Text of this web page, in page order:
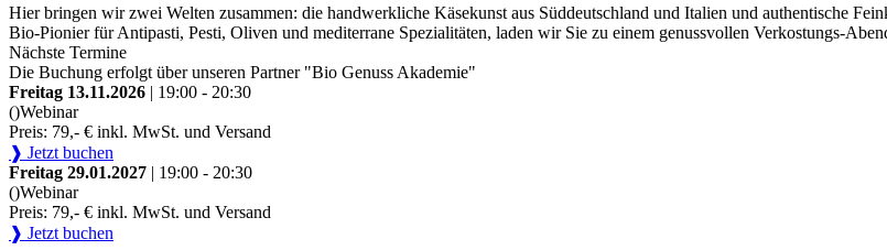
Hier bringen wir zwei Welten zusammen: die handwerkliche Käsekunst aus Süddeutschland und Italien und authentische
Bio-Pionier für Antipasti, Pesti, Oliven und mediterrane Spezialitäten, laden wir Sie zu einem genussvollen Verkostungs-
Nächste Termine
Die Buchung erfolgt über unseren Partner "Bio Genuss Akademie"
Freitag 13.11.2026 | 19:00 - 20:30
()Webinar
Preis: 79,- € inkl. MwSt. und Versand
❱ Jetzt buchen
Freitag 29.01.2027 | 19:00 - 20:30
()Webinar
Preis: 79,- € inkl. MwSt. und Versand
❱ Jetzt buchen